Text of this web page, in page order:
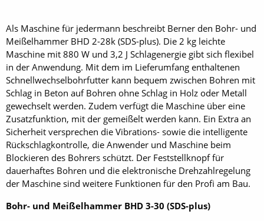
Als Maschine für jedermann beschreibt Berner den Bohr- und
Meißelhammer BHD 2-28k (SDS-plus). Die 2 kg leichte
Maschine mit 880 W und 3,2 J Schlagenergie gibt sich flexibel
in der Anwendung. Mit dem im Lieferumfang enthaltenen
Schnellwechselbohrfutter kann bequem zwischen Bohren mit
Schlag in Beton auf Bohren ohne Schlag in Holz oder Metall
gewechselt werden. Zudem verfügt die Maschine über eine
Zusatzfunktion, mit der gemeißelt werden kann. Ein Extra an
Sicherheit versprechen die Vibrations- sowie die intelligente
Rückschlagkontrolle, die Anwender und Maschine beim
Blockieren des Bohrers schützt. Der Feststellknopf für
dauerhaftes Bohren und die elektronische Drehzahlregelung
der Maschine sind weitere Funktionen für den Profi am Bau.
Bohr- und Meißelhammer BHD 3-30 (SDS-plus)